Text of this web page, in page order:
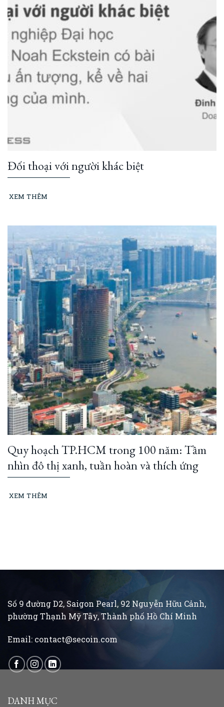
Đối thoại với người khác biệt
XEM THÊM
Quy hoạch TP.HCM trong 100 năm: Tầm
nhìn đô thị xanh, tuần hoàn và thích ứng
XEM THÊM
Số 9 đường D2, Saigon Pearl, 92 Nguyễn Hữu Cảnh,
phường Thạnh Mỹ Tây, Thành phố Hồ Chí Minh
Email: contact@secoin.com
DANH MỤC